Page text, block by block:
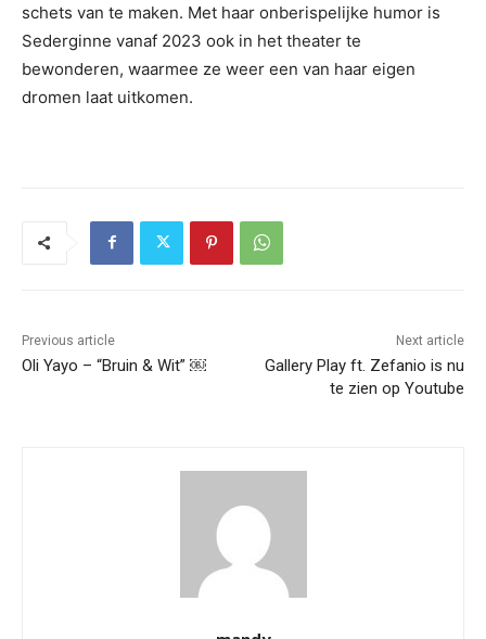
schets van te maken.⁠ Met haar onberispelijke humor is
Sederginne vanaf 2023 ook in het theater te
bewonderen, waarmee ze weer een van haar eigen
dromen laat uitkomen.
Previous article
Oli Yayo – “Bruin & Wit” ￼
Next article
Gallery Play ft. Zefanio is nu
te zien op Youtube